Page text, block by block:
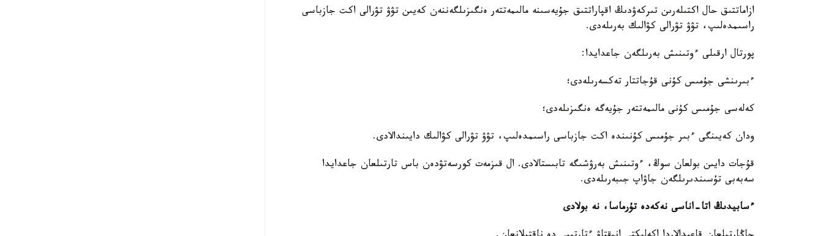
ازاماتتىق حال اكتىلەرىن تىركەۋدىڭ اقپاراتتىق جۇيەسىنە مالىمەتتەر ەنگىزىلگەننەن كەيىن تۋۋ تۋرالى اكت جازباسى
راسىمدەلىپ، تۋۋ تۋرالى كۋالىك بەرىلەدى.
پورتال ارقىلى ءوتىنىش بەرىلگەن جاعدايدا:
ءبىرىنشى جۇمىس كۇنى قۇجاتتار تەكسەرىلەدى؛
كەلەسى جۇمىس كۇنى مالىمەتتەر جۇيەگە ەنگىزىلەدى؛
ودان كەيىنگى ءبىر جۇمىس كۇنىندە اكت جازباسى راسىمدەلىپ، تۋۋ تۋرالى كۋالىك دايىندالادى.
قۇجات دايىن بولعان سوڭ، ءوتىنىش بەرۋشىگە تابىستالادى. ال قىزمەت كورسەتۋدەن باس تارتىلعان جاعدايدا
سەبەبى تۇسىندىرىلگەن جاۋاپ جىبەرىلەدى.
ءسابيدىڭ اتا-اناسى نەكەدە تۇرماسا، نە بولادى